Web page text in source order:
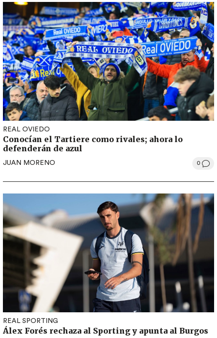
REAL OVIEDO
Conocían el Tartiere como rivales; ahora lo
defenderán de azul
JUAN MORENO 0
REAL SPORTING
Álex Forés rechaza al Sporting y apunta al Burgos